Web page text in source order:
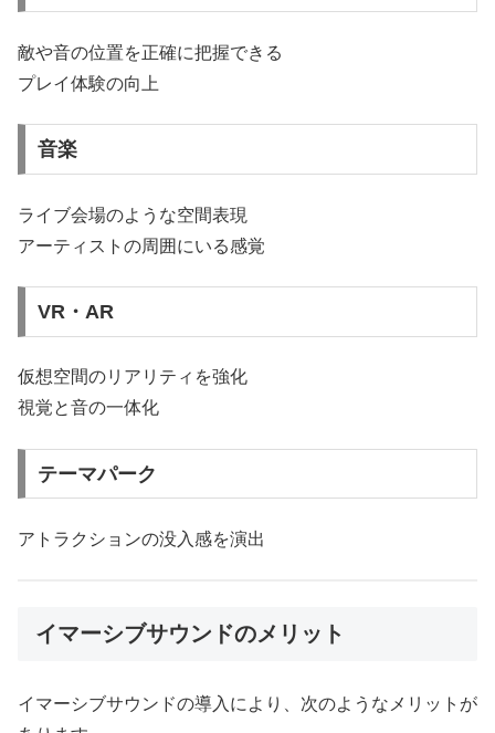
敵や音の位置を正確に把握できる
プレイ体験の向上
音楽
ライブ会場のような空間表現
アーティストの周囲にいる感覚
VR・AR
仮想空間のリアリティを強化
視覚と音の一体化
テーマパーク
アトラクションの没入感を演出
イマーシブサウンドのメリット
イマーシブサウンドの導入により、次のようなメリットが